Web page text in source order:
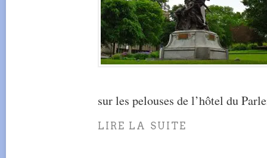
sur les pelouses de l’hôtel du
LIRE LA SUITE